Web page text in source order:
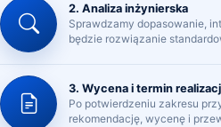
2. Analiza inżynierska
Sprawdzamy dopasowanie,
będzie rozwiązanie
3. Wycena i termin
Po potwierdzeniu zakresu
rekomendację, wycenę i